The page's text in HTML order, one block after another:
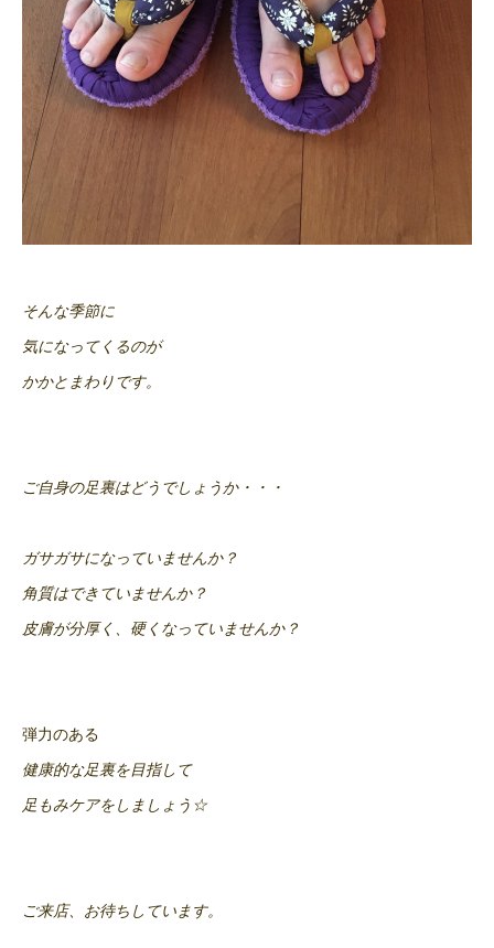
そんな季節に
気になってくるのが
かかとまわりです。
ご自身の足裏はどうでしょうか・・・
ガサガサになっていませんか？
角質はできていませんか？
皮膚が分厚く、硬くなっていませんか？
弾力のある
健康的な足裏を目指して
足もみケアをしましょう☆
ご来店、お待ちしています。